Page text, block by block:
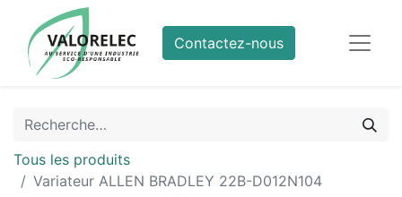
Contactez-nous
Tous les produits
Variateur ALLEN BRADLEY 22B-D012N104